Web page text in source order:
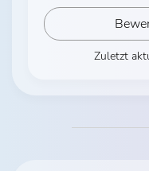
Zuletzt